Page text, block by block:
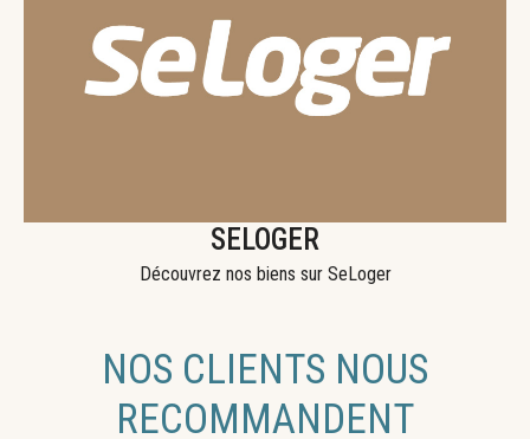
SELOGER
Découvrez nos biens sur SeLoger
NOS CLIENTS NOUS
RECOMMANDENT